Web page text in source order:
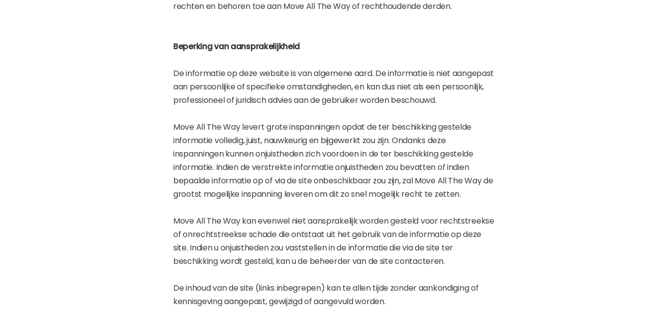
rechten en behoren toe aan Move All The Way of rechthoudende derden.
Beperking van aansprakelijkheid
De informatie op deze website is van algemene aard. De informatie is niet aangepast
aan persoonlijke of specifieke omstandigheden, en kan dus niet als een persoonlijk,
professioneel of juridisch advies aan de gebruiker worden beschouwd.
Move All The Way levert grote inspanningen opdat de ter beschikking gestelde
informatie volledig, juist, nauwkeurig en bijgewerkt zou zijn. Ondanks deze
inspanningen kunnen onjuistheden zich voordoen in de ter beschikking gestelde
informatie. Indien de verstrekte informatie onjuistheden zou bevatten of indien
bepaalde informatie op of via de site onbeschikbaar zou zijn, zal Move All The Way de
grootst mogelijke inspanning leveren om dit zo snel mogelijk recht te zetten.
Move All The Way kan evenwel niet aansprakelijk worden gesteld voor rechtstreekse
of onrechtstreekse schade die ontstaat uit het gebruik van de informatie op deze
site. Indien u onjuistheden zou vaststellen in de informatie die via de site ter
beschikking wordt gesteld, kan u de beheerder van de site contacteren.
De inhoud van de site (links inbegrepen) kan te allen tijde zonder aankondiging of
kennisgeving aangepast, gewijzigd of aangevuld worden.